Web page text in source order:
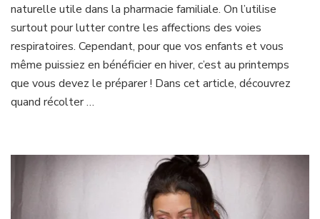
naturelle utile dans la pharmacie familiale. On l’utilise
surtout pour lutter contre les affections des voies
respiratoires. Cependant, pour que vos enfants et vous
même puissiez en bénéficier en hiver, c’est au printemps
que vous devez le préparer ! Dans cet article, découvrez
quand récolter …